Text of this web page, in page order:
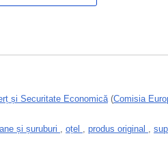
și Securitate Economică(Comisia
și șuruburi , oțel , produs original ,